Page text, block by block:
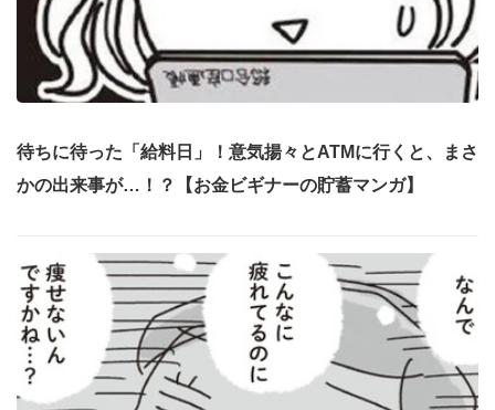
待ちに待った「給料日」！意気揚々とATMに行くと、まさ
かの出来事が…！？【お金ビギナーの貯蓄マンガ】